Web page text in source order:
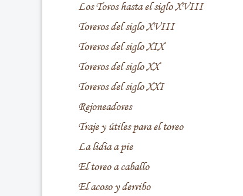
Los Toros hasta el siglo XVIII
Toreros del siglo XVIII
Toreros del siglo XIX
Toreros del siglo XX
Toreros del siglo XXI
Rejoneadores
Traje y útiles para el toreo
La lidia a pie
El toreo a caballo
El acoso y derribo